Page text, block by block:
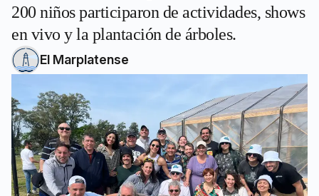
200 niños participaron de actividades, shows
en vivo y la plantación de árboles.
El Marplatense